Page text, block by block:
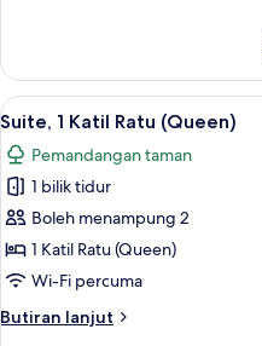
Nest
Lihat
semua
foto
untuk
Suite,
1
Katil
(Queen)
8
Suite, 1 Katil Ratu (Queen)
Pemandangan taman
1 bilik tidur
Boleh menampung 2
1 Katil Ratu (Queen)
Wi-Fi percuma
Butiran lanjut
Butiran